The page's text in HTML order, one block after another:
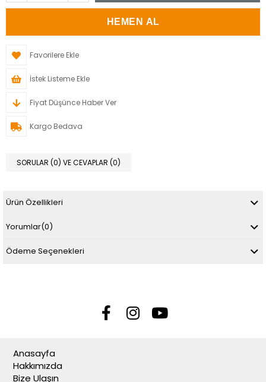
Favorilere Ekle
İstek Listeme Ekle
Fiyat Düşünce Haber Ver
Kargo Bedava
SORULAR (0) VE CEVAPLAR (0)
Ürün Özellikleri
Yorumlar(0)
Ödeme Seçenekleri
Anasayfa
Hakkımızda
Bize Ulaşın